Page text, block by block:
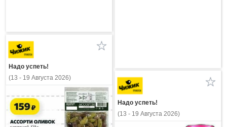
Надо успеть!
(13 - 19 Августа 2026)
Надо успеть!
(13 - 19 Августа 2026)